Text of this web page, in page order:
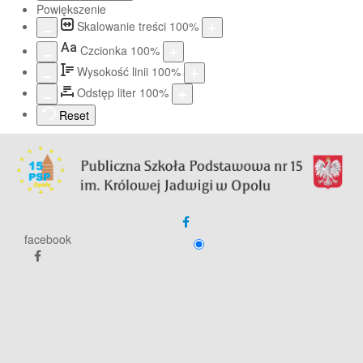
Powiększenie
Skalowanie treści 100%
Aa Czcionka 100%
Wysokość linii 100%
Odstęp liter 100%
Reset
facebook